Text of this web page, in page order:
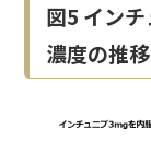
図5 イン
濃度の推移